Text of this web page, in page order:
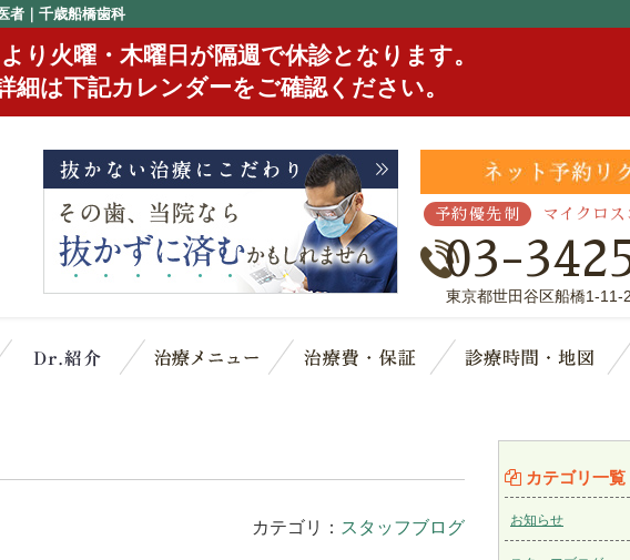
者｜千歳船橋歯科
り火曜・木曜日が隔週で休診となります。
細は下記カレンダーをご確認ください。
予約優先制 マイクロ
03-
東京都世田谷区船橋1-11-
クリニック概要(初めての方へ)
スタッフ紹介 治療メニュー 治療費・保証
カテゴリ： スタッフブログ
カテゴリ一覧
お知らせ